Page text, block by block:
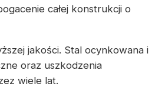
całej konstrukcji o
jakości. Stal ocynkowana i
oraz uszkodzenia
wiele lat.